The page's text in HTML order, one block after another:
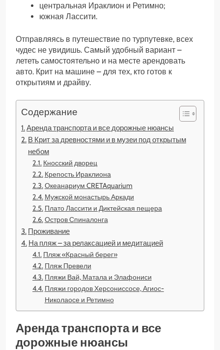
центральная Ираклион и Ретимно;
южная Лассити.
Отправляясь в путешествие по турпутевке, всех
чудес не увидишь. Самый удобный вариант –
лететь самостоятельно и на месте арендовать
авто. Крит на машине – для тех, кто готов к
открытиям и драйву.
Содержание
Аренда транспорта и все дорожные нюансы
В Крит за древностями и в музеи под открытым
небом
Кносский дворец
Крепость Ираклиона
Океанариум CRETAquarium
Мужской монастырь Аркади
Плато Лассити и Диктейская пещера
Остров Спиналонга
Проживание
На пляж – за релаксацией и медитацией
Пляж «Красный берег»
Пляж Превели
Пляжи Вай, Матала и Элафониси
Пляжи городов Херсониссосе, Агиос-
Николаосе и Ретимно
Аренда транспорта и все
дорожные нюансы